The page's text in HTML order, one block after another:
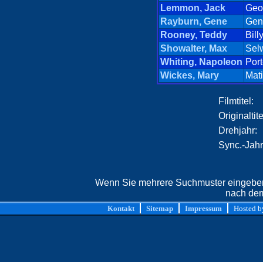
Lemmon, Jack
Rayburn, Gene
Rooney, Teddy
Showalter, Max
Whiting, Napoleon
Wickes, Mary
Filmtitel:
Drehjahr:
Sync.-
Wenn Sie mehrere Suchmuster
nach
Kontakt Sitemap Impressum Hosted